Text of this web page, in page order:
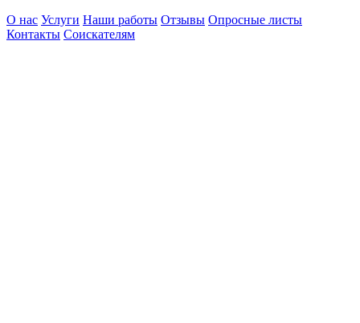
О нас Услуги Наши работы Отзывы Опросные листы
Контакты Соискателям